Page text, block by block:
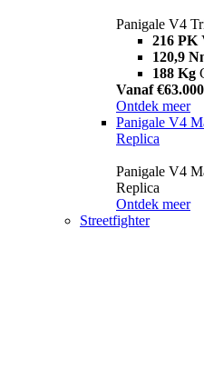
Panigale V4
216 PK
120,9
188 Kg
Vanaf €63.000
Ontdek meer
Panigale V4
Replica
Panigale V4
Replica
Ontdek meer
Streetfighter